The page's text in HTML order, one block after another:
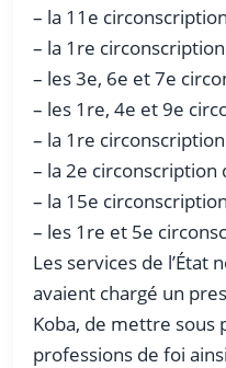
– la 11e
– la 1re
– les 3e, 6e et 7e
– les 1re, 4e et 9e
– la 1re
– la 2e circonscription
– la 15e
– les 1re et 5e
Les services de l’État
avaient chargé un
Koba, de mettre sous
professions de foi